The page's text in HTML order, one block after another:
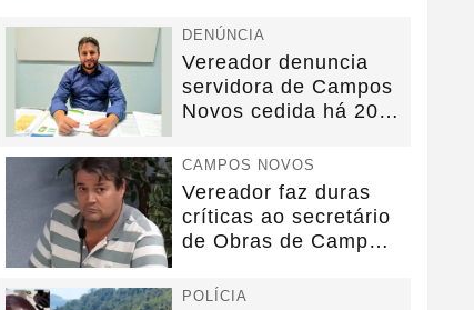
DENÚNCIA
Vereador denuncia
servidora de Campos
Novos cedida há 20
CAMPOS NOVOS
Vereador faz duras
críticas ao secretário
de Obras de Campos
POLÍCIA